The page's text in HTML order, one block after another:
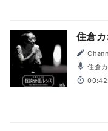
住倉
住倉